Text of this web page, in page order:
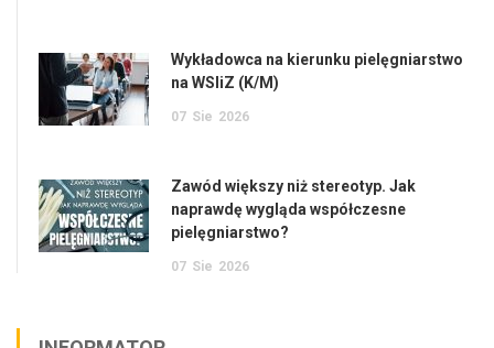
Wykładowca na kierunku pielęgniarstwo
na WSIiZ (K/M)
07 Sie 2026
Zawód większy niż stereotyp. Jak
naprawdę wygląda współczesne
pielęgniarstwo?
07 Sie 2026